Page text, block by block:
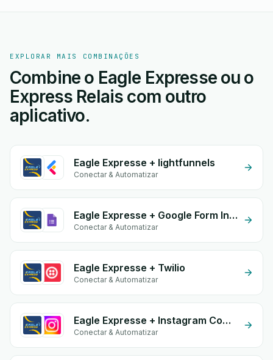
EXPLORAR MAIS COMBINAÇÕES
Combine o Eagle Expresse ou o
Express Relais com outro
aplicativo.
Eagle Expresse + lightfunnels
Conectar & Automatizar
Eagle Expresse + Google Form Integration
Conectar & Automatizar
Eagle Expresse + Twilio
Conectar & Automatizar
Eagle Expresse + Instagram Comment
Conectar & Automatizar